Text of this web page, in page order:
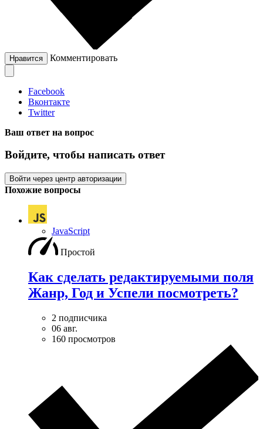
Нравится Комментировать
Facebook
Вконтакте
Twitter
Ваш ответ на вопрос
Войдите, чтобы написать ответ
Войти через центр авторизации
Похожие вопросы
JavaScript
Простой
Как сделать редактируемыми поля
Жанр, Год и Успели посмотреть?
2 подписчика
06 авг.
160 просмотров